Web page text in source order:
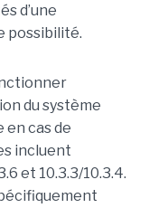
d’une
possibilité.
du système
en cas de
incluent
et 10.3.3/10.3.4.